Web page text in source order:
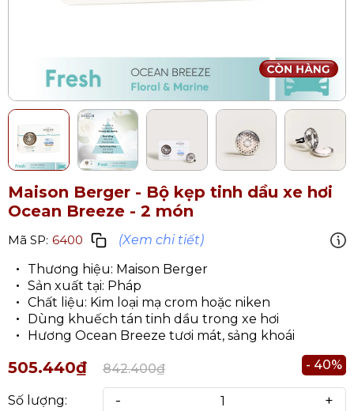
Maison Berger - Bộ kẹp tinh dầu xe hơi
Ocean Breeze - 2 món
Mã SP: 6400
(Xem chi tiết)
Thương hiệu: Maison Berger
Sản xuất tại: Pháp
Chất liệu: Kim loại mạ crom hoặc niken
Dùng khuếch tán tinh dầu trong xe hơi
Hương Ocean Breeze tươi mát, sảng khoái
505.440₫ 842.400₫ - 40%
Số lượng: - +